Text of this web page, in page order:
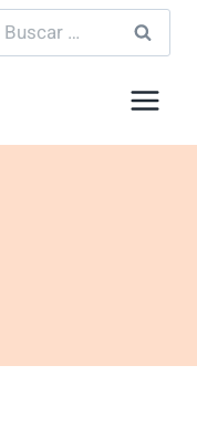
Buscar: